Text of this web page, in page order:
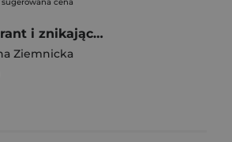
sugerowana cena
Zuza Grant i znikające zwierzęta
Ziemnicka